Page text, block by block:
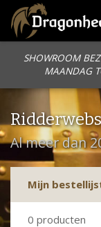
SHOWROOM
MAANDAG
Al meer dan
Mijn
0 producten